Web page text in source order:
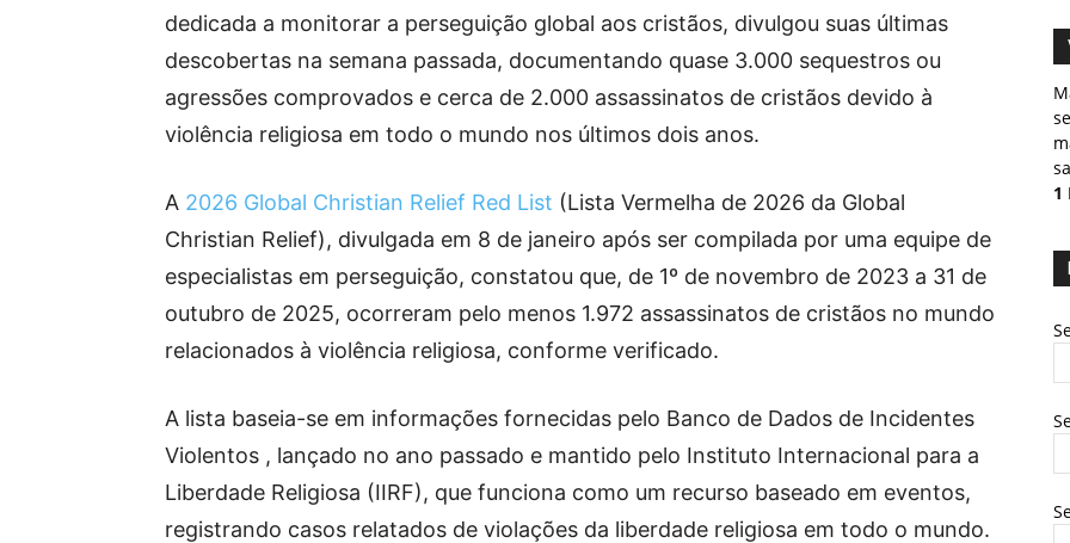
dedicada a monitorar a perseguição global aos cristãos, divulgou suas últimas
descobertas na semana passada, documentando quase 3.000 sequestros ou
agressões comprovados e cerca de 2.000 assassinatos de cristãos devido à
violência religiosa em todo o mundo nos últimos dois anos.
A 2026 Global Christian Relief Red List (Lista Vermelha de 2026 da Global
Christian Relief), divulgada em 8 de janeiro após ser compilada por uma equipe de
especialistas em perseguição, constatou que, de 1º de novembro de 2023 a 31 de
outubro de 2025, ocorreram pelo menos 1.972 assassinatos de cristãos no mundo
relacionados à violência religiosa, conforme verificado.
A lista baseia-se em informações fornecidas pelo Banco de Dados de Incidentes
Violentos , lançado no ano passado e mantido pelo Instituto Internacional para a
Liberdade Religiosa (IIRF), que funciona como um recurso baseado em eventos,
registrando casos relatados de violações da liberdade religiosa em todo o mundo.
1